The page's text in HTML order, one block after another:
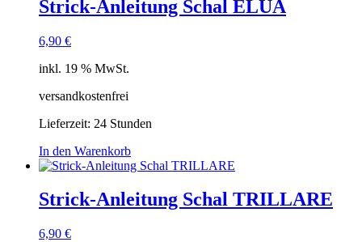
Strick-Anleitung Schal ELUA
6,90 €
inkl. 19 % MwSt.
versandkostenfrei
Lieferzeit: 24 Stunden
In den Warenkorb
Strick-Anleitung Schal TRILLARE
6,90 €